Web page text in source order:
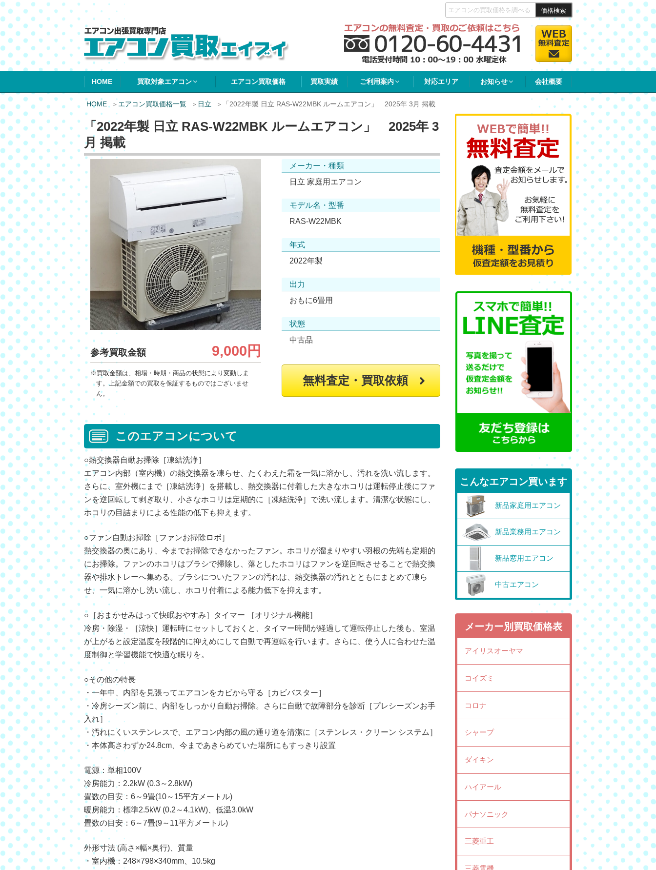
価格検索
エアコン買取エイブイ
HOME 買取対象エアコン エアコン買取価格 買取実績 ご利用案内 対応エリア お知らせ 会社概要
HOME エアコン買取価格一覧 日立 「2022年製 日立 RAS-W22MBK ルームエアコン」 2025年 3月 掲載
「2022年製 日立 RAS-W22MBK ルームエアコン」 2025年 3
月 掲載
参考買取金額 9,000円
※買取金額は、相場・時期・商品の状態により変動しま
す。上記金額での買取を保証するものではございませ
ん。
メーカー・種類
日立 家庭用エアコン
モデル名・型番
RAS-W22MBK
年式
2022年製
出力
おもに6畳用
状態
中古品
無料査定・買取依頼
このエアコンについて
○熱交換器自動お掃除［凍結洗浄］
エアコン内部（室内機）の熱交換器を凍らせ、たくわえた霜を一気に溶かし、汚れを洗い流します。
さらに、室外機にまで［凍結洗浄］を搭載し、熱交換器に付着した大きなホコリは運転停止後にファ
ンを逆回転して剥ぎ取り、小さなホコリは定期的に［凍結洗浄］で洗い流します。清潔な状態にし、
ホコリの目詰まりによる性能の低下も抑えます。
○ファン自動お掃除［ファンお掃除ロボ］
熱交換器の奥にあり、今までお掃除できなかったファン。ホコリが溜まりやすい羽根の先端も定期的
にお掃除。ファンのホコリはブラシで掃除し、落としたホコリはファンを逆回転させることで熱交換
器や排水トレーへ集める。ブラシについたファンの汚れは、熱交換器の汚れとともにまとめて凍ら
せ、一気に溶かし洗い流し、ホコリ付着による能力低下を抑えます。
○［おまかせみはって快眠おやすみ］タイマー ［オリジナル機能］
冷房・除湿・［涼快］運転時にセットしておくと、タイマー時間が経過して運転停止した後も、室温
が上がると設定温度を段階的に抑えめにして自動で再運転を行います。さらに、使う人に合わせた温
度制御と学習機能で快適な眠りを。
○その他の特長
・一年中、内部を見張ってエアコンをカビから守る［カビバスター］
・冷房シーズン前に、内部をしっかり自動お掃除。さらに自動で故障部分を診断［プレシーズンお手
入れ］
・汚れにくいステンレスで、エアコン内部の風の通り道を清潔に［ステンレス・クリーン システム］
・本体高さわずか24.8cm、今まであきらめていた場所にもすっきり設置
電源：単相100V
冷房能力：2.2kW (0.3～2.8kW)
畳数の目安：6～9畳(10～15平方メートル)
暖房能力：標準2.5kW (0.2～4.1kW)、低温3.0kW
畳数の目安：6～7畳(9～11平方メートル)
外形寸法 (高さ×幅×奥行)、質量
・室内機：248×798×340mm、10.5kg
こんなエアコン買います
新品家庭用エアコン
新品業務用エアコン
新品窓用エアコン
中古エアコン
メーカー別買取価格表
アイリスオーヤマ
コイズミ
コロナ
シャープ
ダイキン
ハイアール
パナソニック
三菱重工